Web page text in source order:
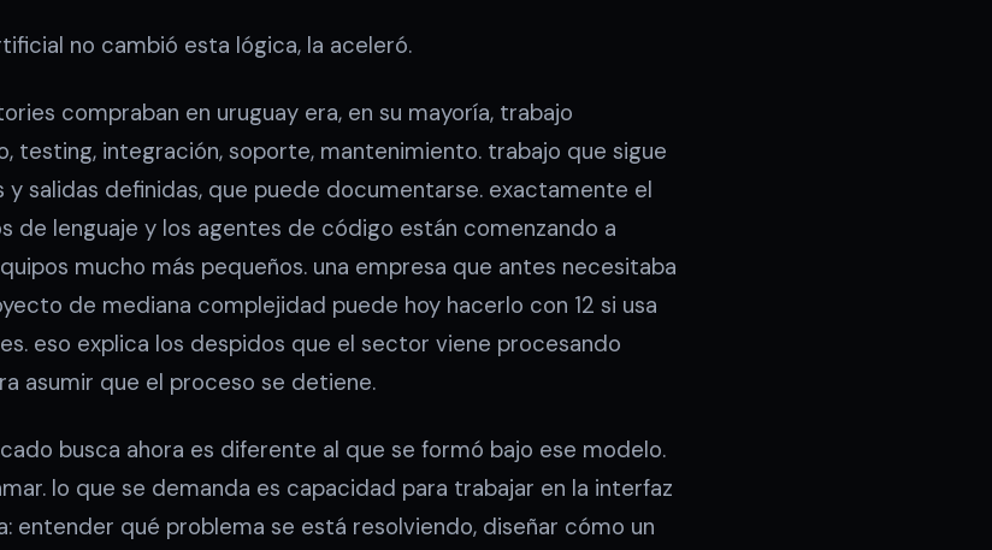
no cambió esta lógica, la aceleró.
compraban en uruguay era, en su mayoría, trabajo
testing, integración, soporte, mantenimiento. trabajo que sigue
salidas definidas, que puede documentarse. exactamente el
de lenguaje y los agentes de código están comenzando a
mucho más pequeños. una empresa que antes necesitaba
de mediana complejidad puede hoy hacerlo con 12 si usa
eso explica los despidos que el sector viene procesando
asumir que el proceso se detiene.
busca ahora es diferente al que se formó bajo ese modelo.
lo que se demanda es capacidad para trabajar en la interfaz
entender qué problema se está resolviendo, diseñar cómo un